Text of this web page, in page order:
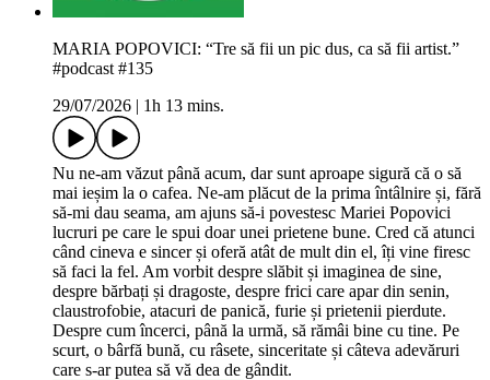
MARIA POPOVICI: “Tre să fii un pic dus, ca să fii artist.”
#podcast #135
29/07/2026 | 1h 13 mins.
Nu ne-am văzut până acum, dar sunt aproape sigură că o să
mai ieșim la o cafea. Ne-am plăcut de la prima întâlnire și, fără
să-mi dau seama, am ajuns să-i povestesc Mariei Popovici
lucruri pe care le spui doar unei prietene bune. Cred că atunci
când cineva e sincer și oferă atât de mult din el, îți vine firesc
să faci la fel. Am vorbit despre slăbit și imaginea de sine,
despre bărbați și dragoste, despre frici care apar din senin,
claustrofobie, atacuri de panică, furie și prietenii pierdute.
Despre cum încerci, până la urmă, să rămâi bine cu tine. Pe
scurt, o bârfă bună, cu râsete, sinceritate și câteva adevăruri
care s-ar putea să vă dea de gândit.